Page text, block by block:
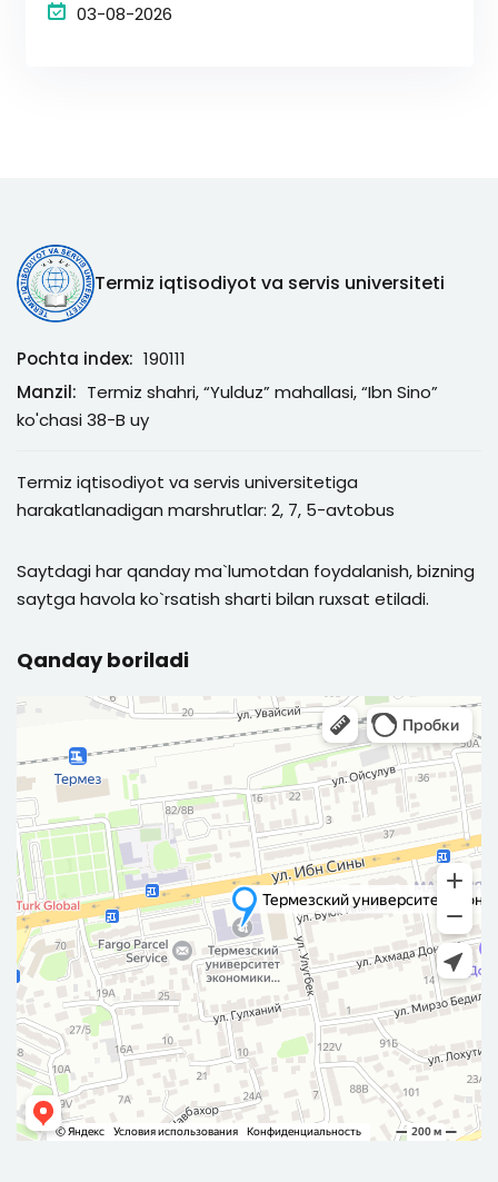
03-08-2026
Termiz iqtisodiyot va servis universiteti
Pochta index: 190111
Manzil: Termiz shahri, “Yulduz” mahallasi, “Ibn Sino”
ko'chasi 38-B uy
Termiz iqtisodiyot va servis universitetiga
harakatlanadigan marshrutlar: 2, 7, 5-avtobus
Saytdagi har qanday ma`lumotdan foydalanish, bizning
saytga havola ko`rsatish sharti bilan ruxsat etiladi.
Qanday boriladi